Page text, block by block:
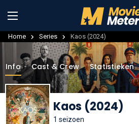
Home Series Kaos (2024)
Info Cast & Crew Statistieken
Kaos (2024)
1 seizoen